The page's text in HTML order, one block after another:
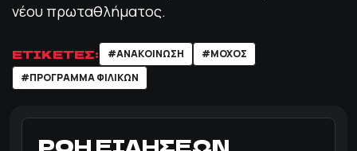
νέου πρωταθλήματος.
ΕΤΙΚΕΤΕΣ: #ΑΝΑΚΟΙΝΩΣΗ
#ΜΟΧΌΣ
#ΠΡΟΓΡΑΜΜΑ ΦΙΛΙΚΩΝ
ΡΟΗ ΕΙΔΗΣΕΩΝ